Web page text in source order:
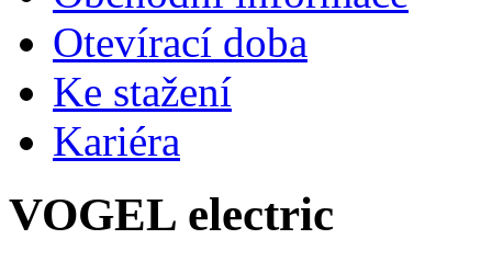
Otevírací doba
Ke stažení
Kariéra
VOGEL electric